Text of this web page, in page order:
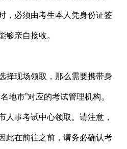
，必须由考生本人凭身份证签
够亲自接收。
择现场领取，那么需要携带身
地市”对应的考试管理机构。
人事考试中心领取。请注意，
此在前往之前，请务必确认考